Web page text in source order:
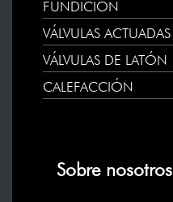
FUNDICIÓN
VÁLVULAS ACTUADAS
VÁLVULAS DE LATÓN
CALEFACCIÓN
Sobre nosotros